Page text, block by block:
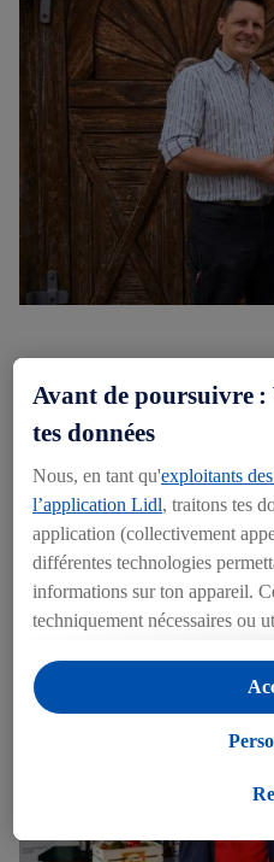
Lidl Suisse fête les 10
remarquable »
Weinfelden, 18.06.2026
Documents: Photos:
Avant de poursuivre :
tes données
Nous, en tant qu'exploitants
l’application Lidl, traitons tes
application (collectivement
différentes technologies
informations sur ton appareil.
techniquement nécessaires ou
publicité personnalisée à
Lidl. Si tu es membre du
relatives à ton comportement
Sous « Personnaliser », tu
données.